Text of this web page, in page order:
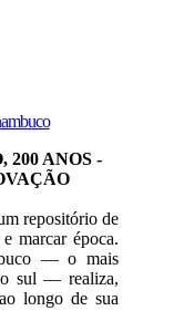
ANOS -
repositório de
marcar época.
— o mais
sul — realiza,
longo de sua